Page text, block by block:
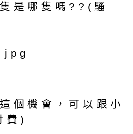
是哪隻嗎??(騷
個機會，可以跟小
費)